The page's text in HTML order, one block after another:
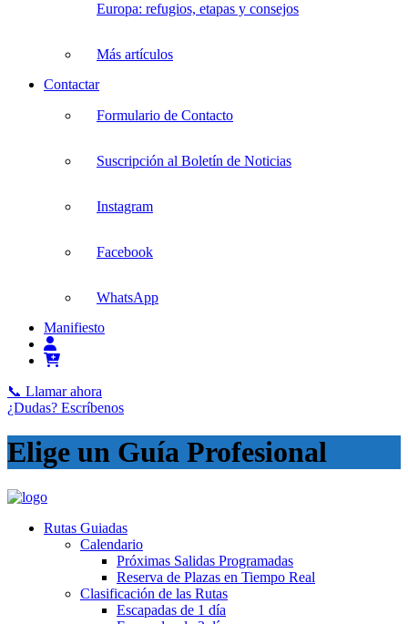
Europa: refugios, etapas y consejos
Más artículos
Contactar
Formulario de Contacto
Suscripción al Boletín de Noticias
Instagram
Facebook
WhatsApp
Manifiesto
📞 Llamar ahora
¿Dudas? Escríbenos
Elige un Guía Profesional
Rutas Guiadas
Calendario
Próximas Salidas Programadas
Reserva de Plazas en Tiempo Real
Clasificación de las Rutas
Escapadas de 1 día